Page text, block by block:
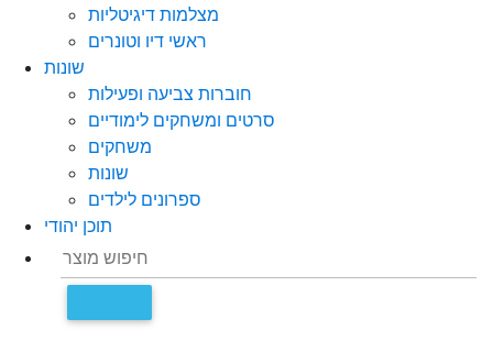
מצלמות דיגיטליות
ראשי דיו וטונרים
שונות
חוברות צביעה ופעילות
סרטים ומשחקים לימודיים
משחקים
שונות
ספרונים לילדים
תוכן יהודי